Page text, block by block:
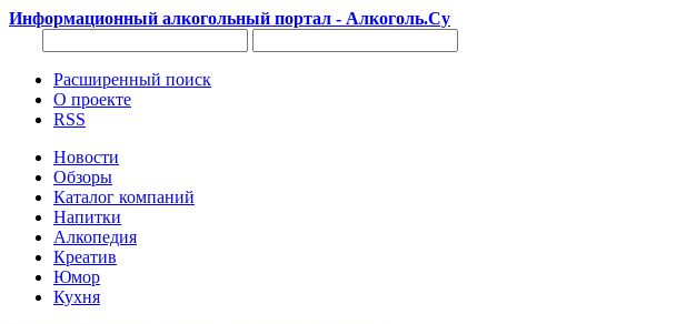
Информационный алкогольный портал - Алкоголь.Су
Расширенный поиск
О проекте
RSS
Новости
Обзоры
Каталог компаний
Напитки
Алкопедия
Креатив
Юмор
Кухня